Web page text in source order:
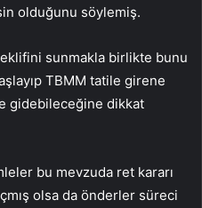
olduğunu söylemiş.
sunmakla birlikte bunu
TBMM tatile girene
gidebileceğine dikkat
bu mevzuda ret kararı
olsa da önderler süreci